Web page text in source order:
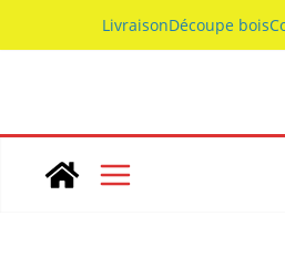
to
LivraisonDécoupe bois